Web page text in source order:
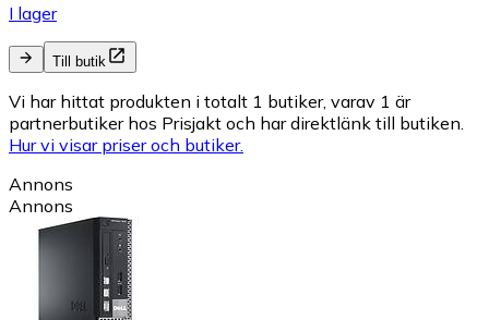
I lager
Till butik
Vi har hittat produkten i totalt 1 butiker, varav 1 är
partnerbutiker hos Prisjakt och har direktlänk till butiken.
Hur vi visar priser och butiker.
Annons
Annons